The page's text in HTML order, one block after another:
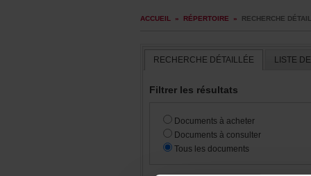
ACCUEIL » RÉPERTOIRE »
RECHERCHEDÉTAILLÉE
Filtrerlesrésultats
Documentsàacheter
Documentsàconsulter
Touslesdocuments